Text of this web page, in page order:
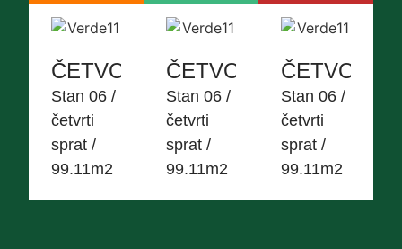
ČETVOROSOBAN
Stan 06 /
četvrti
sprat /
99.11m2
ČETVOROSOBAN
Stan 06 /
četvrti
sprat /
99.11m2
Stan 06 /
četvrti
sprat /
99.11m2